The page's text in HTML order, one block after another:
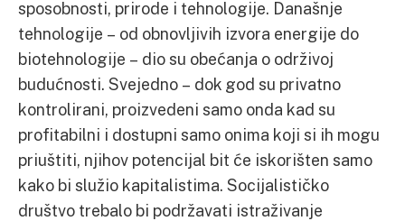
sposobnosti, prirode i tehnologije. Današnje
tehnologije – od obnovljivih izvora energije do
biotehnologije – dio su obećanja o održivoj
budućnosti. Svejedno – dok god su privatno
kontrolirani, proizvedeni samo onda kad su
profitabilni i dostupni samo onima koji si ih mogu
priuštiti, njihov potencijal bit će iskorišten samo
kako bi služio kapitalistima. Socijalističko
društvo trebalo bi podržavati istraživanje